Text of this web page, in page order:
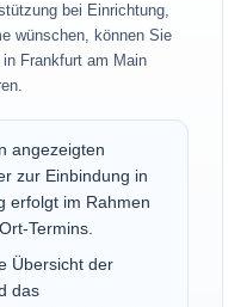
bei Einrichtung,
wünschen, können Sie
in Frankfurt am Main
angezeigten
zur Einbindung in
erfolgt im Rahmen
Termins.
Übersicht der
das